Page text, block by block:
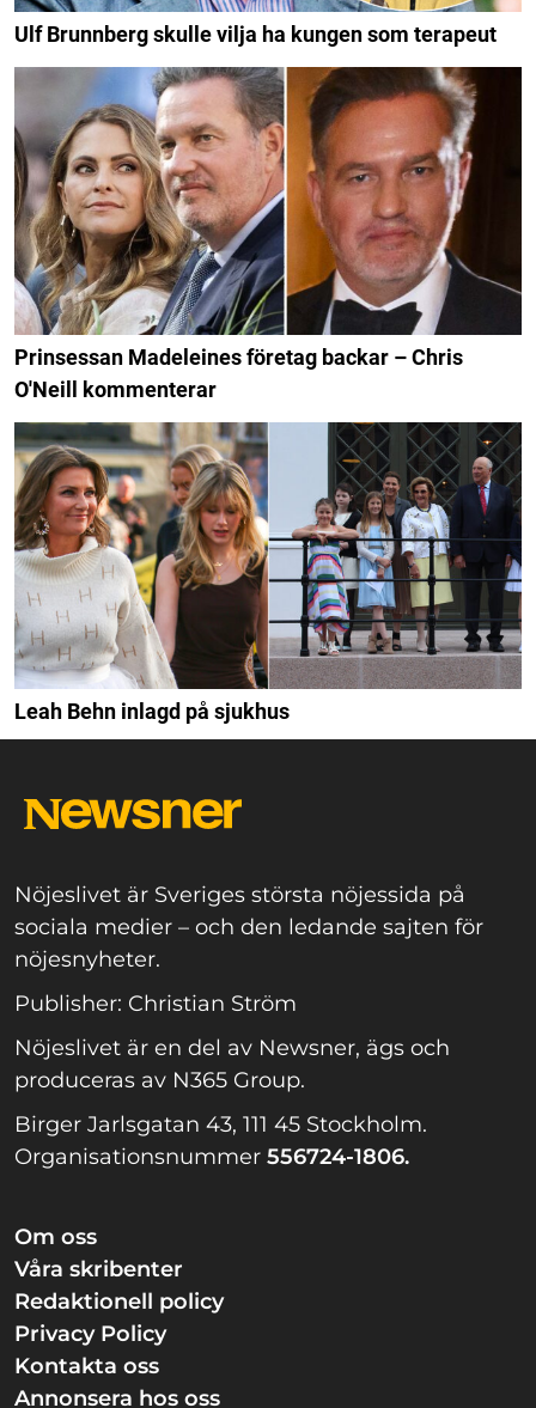
Ulf Brunnberg skulle vilja ha kungen som terapeut
Prinsessan Madeleines företag backar – Chris
O'Neill kommenterar
Leah Behn inlagd på sjukhus
Nöjeslivet är Sveriges största nöjessida på
sociala medier – och den ledande sajten för
nöjesnyheter.
Publisher: Christian Ström
Nöjeslivet är en del av Newsner, ägs och
produceras av N365 Group.
Birger Jarlsgatan 43, 111 45 Stockholm.
Organisationsnummer 556724-1806.
Om oss
Våra skribenter
Redaktionell policy
Privacy Policy
Kontakta oss
Annonsera hos oss